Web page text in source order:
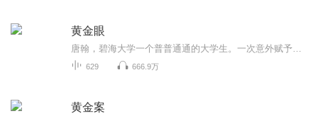
黄金眼
629 666.9万
黄金案